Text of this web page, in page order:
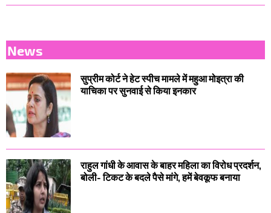
News
सुप्रीम कोर्ट ने हेट स्पीच मामले में महुआ मोइत्रा की
याचिका पर सुनवाई से किया इनकार
राहुल गांधी के आवास के बाहर महिला का विरोध प्रदर्शन,
बोली- टिकट के बदले पैसे मांगे, हमें बेवकूफ बनाया